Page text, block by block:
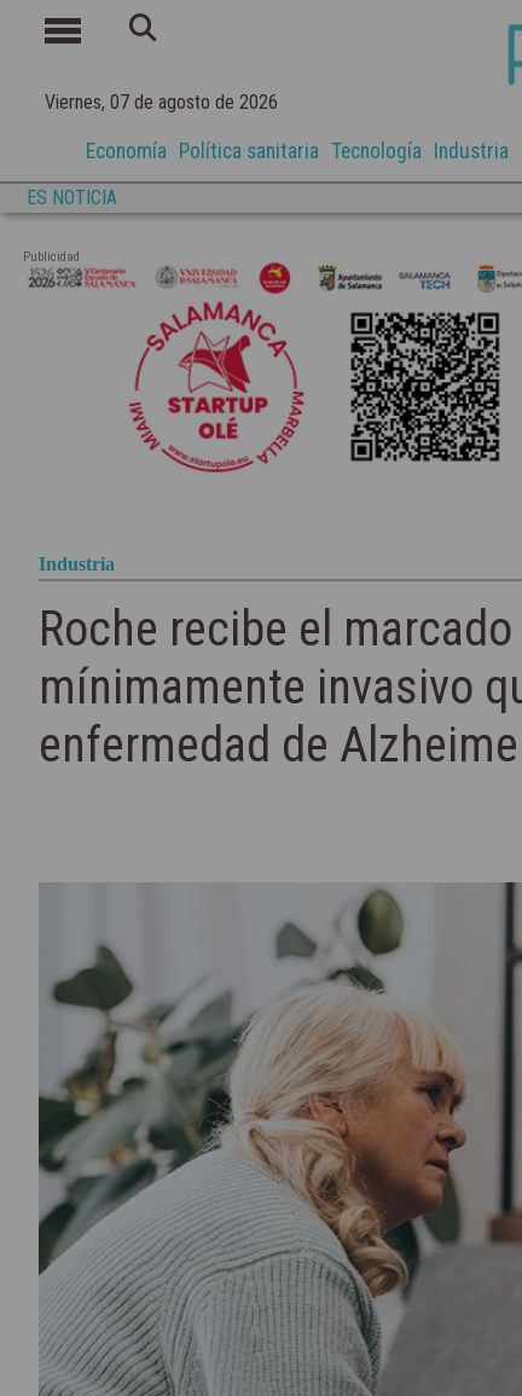
Viernes, 07 de agosto de 2026
Economía Política sanitaria Tecnología Industria
ES NOTICIA
Publicidad
Industria
Roche recibe el
mínimamente invasivo
enfermedad de